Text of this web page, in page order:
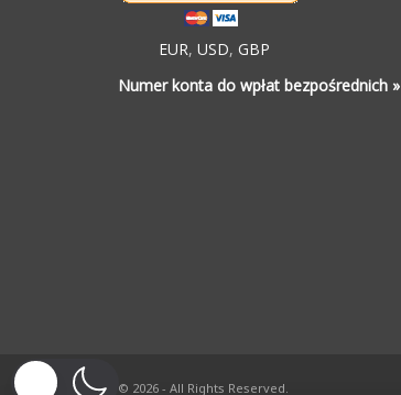
EUR, USD, GBP
Numer konta do wpłat bezpośrednich »
© 2026 - All Rights Reserved.